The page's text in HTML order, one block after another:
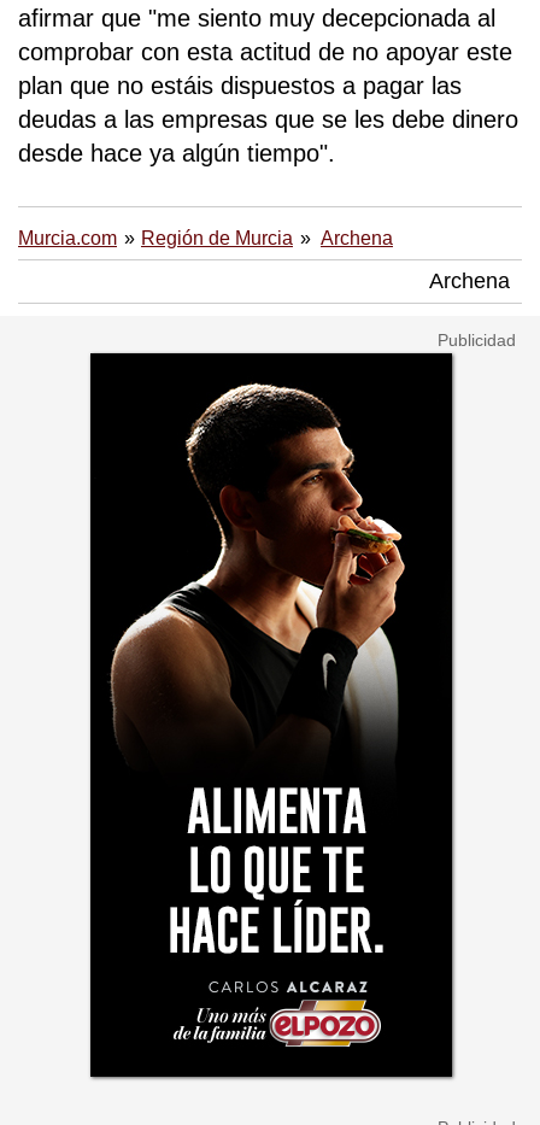
afirmar que "me siento muy decepcionada al
comprobar con esta actitud de no apoyar este
plan que no estáis dispuestos a pagar las
deudas a las empresas que se les debe dinero
desde hace ya algún tiempo".
Murcia.com Región de Murcia Archena
Archena